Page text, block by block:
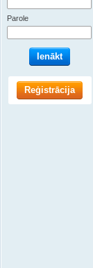
Parole
Ienākt
Reģistrācija